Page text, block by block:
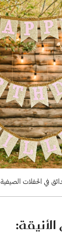
في الحفلات الصيفية